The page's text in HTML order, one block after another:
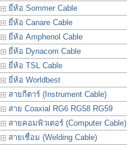
ยี่ห้อ Sommer Cable
ยี่ห้อ Canare Cable
ยี่ห้อ Amphenol Cable
ยี่ห้อ Dynacom Cable
ยี่ห้อ TSL Cable
ยี่ห้อ Worldbest
สายกีตาร์ (Instrument Cable)
สาย Coaxial RG6 RG58 RG59
สายคอมพิวเตอร์ (Computer Cable)
สายเชื่อม (Welding Cable)